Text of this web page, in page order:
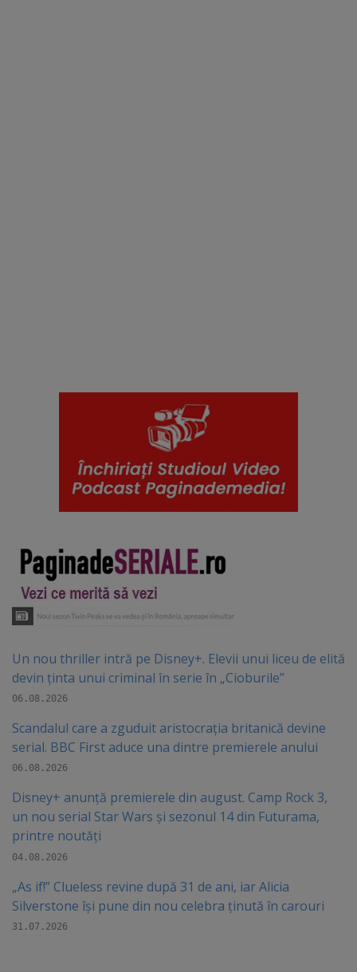
Un nou thriller intră pe Disney+. Elevii unui liceu de elită
devin ținta unui criminal în serie în „Cioburile”
06.08.2026
Scandalul care a zguduit aristocrația britanică devine
serial. BBC First aduce una dintre premierele anului
06.08.2026
Disney+ anunță premierele din august. Camp Rock 3,
un nou serial Star Wars și sezonul 14 din Futurama,
printre noutăți
04.08.2026
„As if!” Clueless revine după 31 de ani, iar Alicia
Silverstone își pune din nou celebra ținută în carouri
31.07.2026